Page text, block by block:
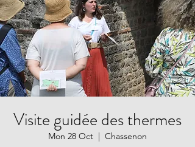
Visite guidée des thermes
Mon 28 Oct
  |
Chassenon